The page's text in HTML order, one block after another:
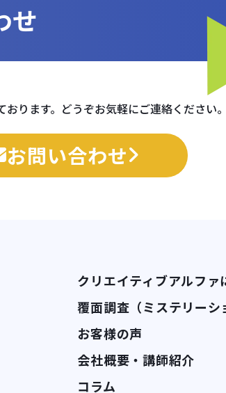
せ
ります。どうぞお気軽にご連絡ください。
お問い合わせ
クリエイティブアルファ
覆面調査（ミステリーシ
お客様の声
会社概要・講師紹介
コラム